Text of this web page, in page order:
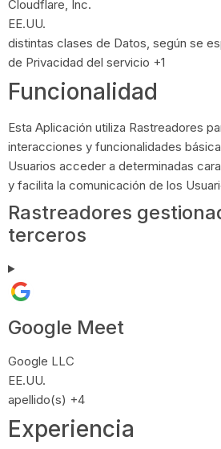
Empresa:
Cloudflare, Inc.
Lugar de tratamiento:
EE.UU.
Datos Personales tratados:
distintas clases de Datos, según se
de Privacidad del servicio +1
Funcionalidad
Esta Aplicación utiliza Rastreadores
interacciones y funcionalidades
Usuarios acceder a determinadas
y facilita la comunicación de los
Rastreadores
terceros
Google Meet
Empresa:
Google LLC
Lugar de tratamiento:
EE.UU.
Datos Personales tratados:
apellido(s) +4
Experiencia